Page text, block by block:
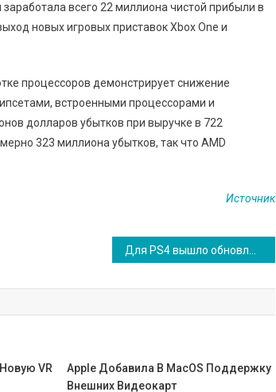
всего 22 миллиона чистой прибыли в
новых игровых приставок Xbox One и
процессоров демонстрирует снижение
встроенными процессорами и
долларов убытков при выручке в 722
323 миллиона убытков, так что AMD
Источник
VR
Apple Добавила В MacOS Поддержку
Внешних Видеокарт